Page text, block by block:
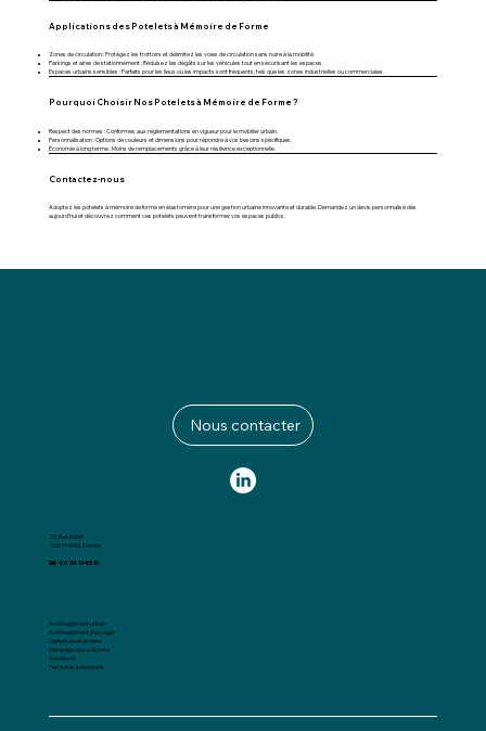
Applications des Potelets à Mémoire de Forme
Zones de circulation : Protégez les trottoirs et délimitez les voies de circulation sans nuire à la mobilité.
Parkings et aires de stationnement : Réduisez les dégâts sur les véhicules tout en sécurisant les espaces.
Espaces urbains sensibles : Parfaits pour les lieux où les impacts sont fréquents, tels que les zones industrielles ou commerciales.
Pourquoi Choisir Nos Potelets à Mémoire de Forme ?
Respect des normes : Conformes aux réglementations en vigueur pour le mobilier urbain.
Personnalisation : Options de couleurs et dimensions pour répondre à vos besoins spécifiques.
Économie à long terme : Moins de remplacements grâce à leur résilience exceptionnelle.
Contactez-nous
Adoptez les potelets à mémoire de forme en élastomère pour une gestion urbaine innovante et durable. Demandez un devis personnalisé dès
aujourd’hui et découvrez comment ces potelets peuvent transformer vos espaces publics.
Nous contacter
23, Rue Nollet
75017 PARIS, France
Tél : 06 34 13 45 10
Aménagement urbain
Aménagement paysager
Signalisation urbaine
Marquage au sol & pose
Tri sélectif
Festivités & élections